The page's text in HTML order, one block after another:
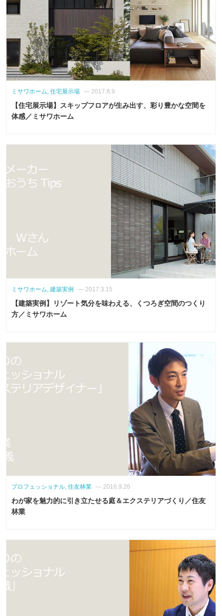
ミサワホーム, 住宅展示場 — 2017.8.9
【住宅展示場】スキップフロアが生み出す、彩り豊かな空間を
体感／ミサワホーム
ミサワホーム, 建築実例 — 2017.3.15
【建築実例】リゾート気分を味わえる、くつろぎ空間のつくり
方／ミサワホーム
プロフェッショナル, 住友林業 — 2016.9.26
わが家を魅力的に引き立たせる庭＆エクステリアづくり／住友
林業